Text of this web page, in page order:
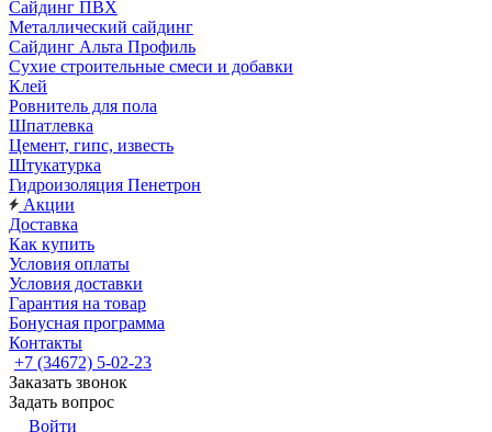
Сайдинг ПВХ
Металлический сайдинг
Сайдинг Альта Профиль
Сухие строительные смеси и добавки
Клей
Ровнитель для пола
Шпатлевка
Цемент, гипс, известь
Штукатурка
Гидроизоляция Пенетрон
Акции
Доставка
Как купить
Условия оплаты
Условия доставки
Гарантия на товар
Бонусная программа
Контакты
+7 (34672) 5-02-23
Заказать звонок
Задать вопрос
Войти